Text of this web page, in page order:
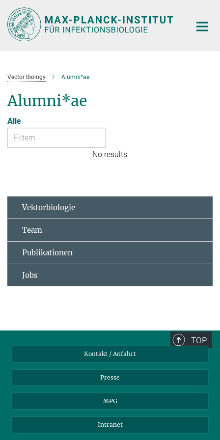
Hauptinhalt
Vector Biology Alumni*ae
Alumni*ae
Alle
No results
Vektorbiologie
Team
Publikationen
Jobs
TOP
Kontakt / Anfahrt
Presse
MPG
Intranet